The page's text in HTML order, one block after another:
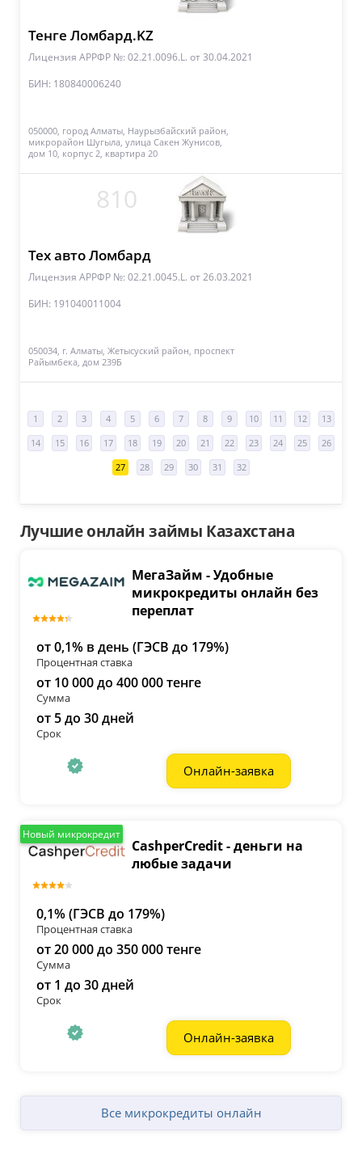
Тенге Ломбард.KZ
Лицензия АРРФР №: 02.21.0096.L. от 30.04.2021
БИН: 180840006240
050000, город Алматы, Наурызбайский район,
микрорайон Шугыла, улица Сакен Жунисов,
дом 10, корпус 2, квартира 20
810
Тех авто Ломбард
Лицензия АРРФР №: 02.21.0045.L. от 26.03.2021
БИН: 191040011004
050034, г. Алматы, Жетысуский район, проспект
Райымбека, дом 239Б
1 2 3 4 5 6 7 8 9 10 11 12 13
14 15 16 17 18 19 20 21 22 23 24 25 26
27 28 29 30 31 32
Лучшие онлайн займы Казахстана
МегаЗайм - Удобные
микрокредиты онлайн без
переплат
от 0,1% в день (ГЭСВ до 179%)
Процентная ставка
от 10 000 до 400 000 тенге
Сумма
от 5 до 30 дней
Срок
Онлайн-заявка
Новый микрокредит
CashperCredit - деньги на
любые задачи
0,1% (ГЭСВ до 179%)
Процентная ставка
от 20 000 до 350 000 тенге
Сумма
от 1 до 30 дней
Срок
Онлайн-заявка
Все микрокредиты онлайн